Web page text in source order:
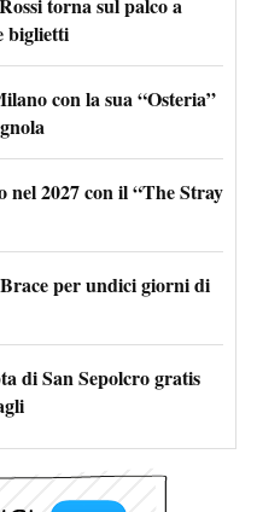
biglietti
con la sua “Osteria”
2027 con il “The Stray
per undici giorni di
di San Sepolcro gratis